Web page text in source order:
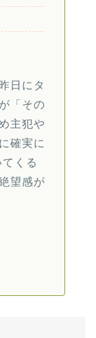
日にタ
「その
主犯や
確実に
くる
望感が